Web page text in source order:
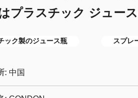
プラスチック ジュー
ック製のジュース瓶 スプレ
: 中国